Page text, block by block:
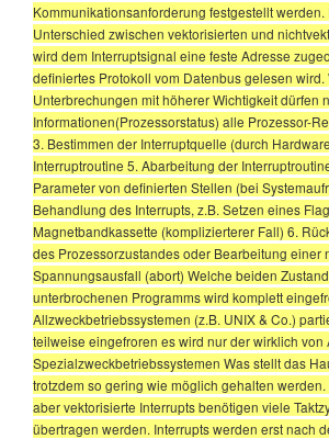
Kommunikationsanforderung festgestellt
Unterschied zwischen vektorisierten und
wird dem Interruptsignal eine feste Adresse
definiertes Protokoll vom Datenbus gelesen
Unterbrechungen mit höherer Wichtigkeit
Informationen(Prozessorstatus) alle Prozessor-
3. Bestimmen der Interruptquelle (durch
Interruptroutine 5. Abarbeitung der
Parameter von definierten Stellen (bei
Behandlung des Interrupts, z.B. Setzen eines
Magnetbandkassette (komplizierterer Fall) 6.
des Prozessorzustandes oder Bearbeitung einer
Spannungsausfall (abort) Welche beiden
unterbrochenen Programms wird komplett
Allzweckbetriebssystemen (z.B. UNIX & Co.)
teilweise eingefroren es wird nur der wirklich
Spezialzweckbetriebssystemen Was stellt das
trotzdem so gering wie möglich gehalten
aber vektorisierte Interrupts benötigen viele
übertragen werden. Interrupts werden erst nach